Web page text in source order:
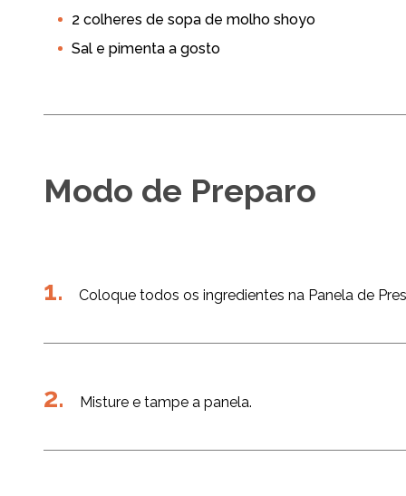
2 colheres de sopa de molho shoyo
Sal e pimenta a gosto
Modo de Preparo
Coloque todos os ingredientes na Panela de
Misture e tampe a panela.